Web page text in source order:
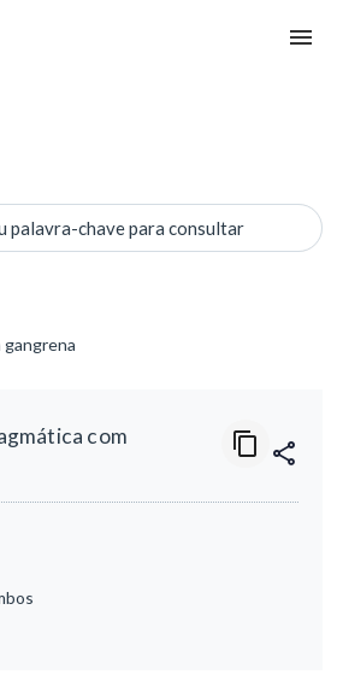
palavra-chave para consultar
gangrena
com